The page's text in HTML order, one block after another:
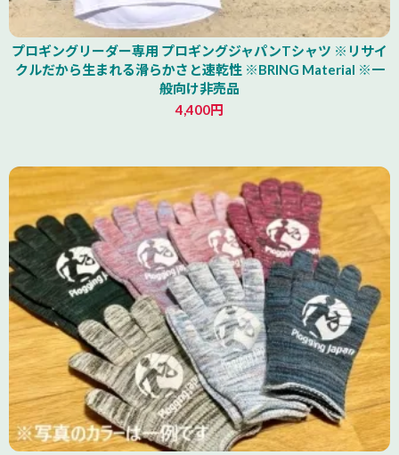
プロギングリーダー専用 プロギングジャパンTシャツ ※リサイ
クルだから生まれる滑らかさと速乾性 ※BRING Material ※一
般向け非売品
4,400円